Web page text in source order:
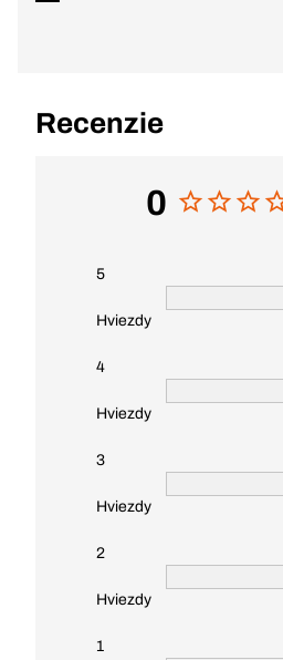
Recenzie
0
5
Hviezdy
4
Hviezdy
3
Hviezdy
2
Hviezdy
1